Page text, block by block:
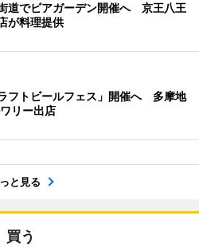
道でビアガーデン開催へ 京王八王
が料理提供
フトビールフェス」開催へ 多摩地
リー出店
と見る
買う